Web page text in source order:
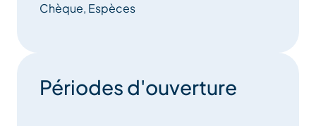
Chèque, Espèces
Périodes d'ouverture